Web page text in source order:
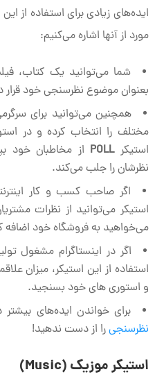
ایده‌های زیادی برای استفاده از
مورد از آنها اشاره می‌کنیم:
شما می‌توانید یک کتاب،
بعنوان موضوع نظرسنجی خود قرار
همچنین می‌توانید برای
مختلف را انتخاب کرده و در
استیکرPOLL از مخاطبان خود
نظرشان را جلب می‌کند.
اگر صاحب کسب و کار
استیکر می‌توانید از نظرات
می‌خواهید به فروشگاه خود اضافه
اگر در اینستاگرام مشغول
استفاده از این استیکر، میزان
و استوری های خود بسنجید.
برای خواندن ایده‌های بیشتر
نظرسنجیرا از دست ندهید!
استیکر موزیک (Music)